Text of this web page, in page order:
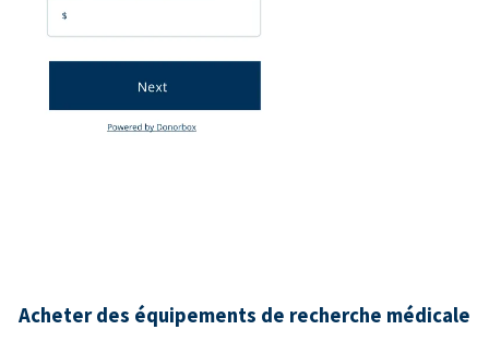
Acheter des équipements de recherche médicale